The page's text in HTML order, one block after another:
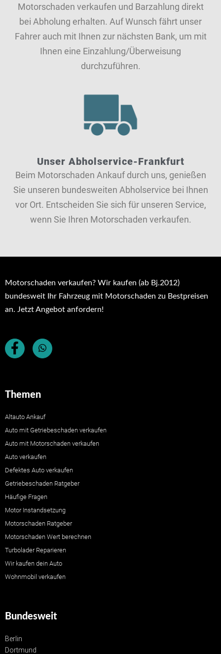
Motorschaden verkaufen und Barzahlung direkt
bei Abholung erhalten. Auf Wunsch fährt unser
Fahrer auch mit Ihnen zur nächsten Bank, um mit
Ihnen eine Einzahlung/Überweisung
durchzuführen.
Unser Abholservice-Frankfurt
Beim Motorschaden Ankauf durch uns, genießen
Sie unseren bundesweiten Abholservice bei Ihnen
vor Ort. Entscheiden Sie sich für unseren Service,
wenn Sie Ihren Motorschaden verkaufen.
Motorschaden verkaufen? Wir kaufen (ab Bj.2012)
bundesweit Ihr Fahrzeug mit Motorschaden zu Bestpreisen
an. Jetzt Angebot anfordern!
Themen
Altauto Ankauf
Auto mit Getriebeschaden verkaufen
Auto mit Motorschaden verkaufen
Auto verkaufen
Defektes Auto verkaufen
Getriebeschaden Ratgeber
Häufige Fragen
Motor Instandsetzung
Motorschaden Ratgeber
Motorschaden Wert berechnen
Turbolader Reparieren
Wir kaufen dein Auto
Wohnmobil verkaufen
Bundesweit
Berlin
Dortmund